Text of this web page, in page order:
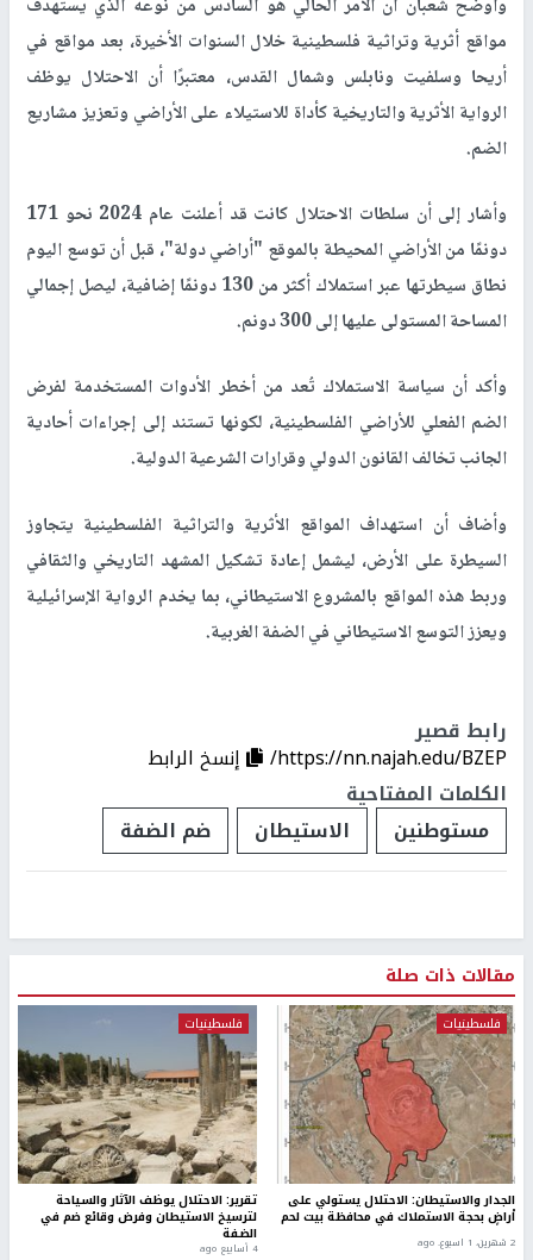
وأوضح شعبان أن الأمر الحالي هو السادس من نوعه الذي يستهدف
مواقع أثرية وتراثية فلسطينية خلال السنوات الأخيرة، بعد مواقع في
أريحا وسلفيت ونابلس وشمال القدس، معتبرًا أن الاحتلال يوظف
الرواية الأثرية والتاريخية كأداة للاستيلاء على الأراضي وتعزيز مشاريع
الضم.
وأشار إلى أن سلطات الاحتلال كانت قد أعلنت عام 2024 نحو 171
دونمًا من الأراضي المحيطة بالموقع "أراضي دولة"، قبل أن توسع اليوم
نطاق سيطرتها عبر استملاك أكثر من 130 دونمًا إضافية، ليصل إجمالي
المساحة المستولى عليها إلى 300 دونم.
وأكد أن سياسة الاستملاك تُعد من أخطر الأدوات المستخدمة لفرض
الضم الفعلي للأراضي الفلسطينية، لكونها تستند إلى إجراءات أحادية
الجانب تخالف القانون الدولي وقرارات الشرعية الدولية.
وأضاف أن استهداف المواقع الأثرية والتراثية الفلسطينية يتجاوز
السيطرة على الأرض، ليشمل إعادة تشكيل المشهد التاريخي والثقافي
وربط هذه المواقع بالمشروع الاستيطاني، بما يخدم الرواية الإسرائيلية
ويعزز التوسع الاستيطاني في الضفة الغربية.
رابط قصير
https://nn.najah.edu/BZEP/
إنسخ الرابط
الكلمات المفتاحية
مستوطنين
الاستيطان ضم الضفة
مقالات ذات صلة
فلسطينيات
الجدار والاستيطان: الاحتلال يستولي على
أراضٍ بحجة الاستملاك في محافظة بيت لحم
2 شهرين، 1 اسبوع. ago
فلسطينيات
تقرير: الاحتلال يوظف الآثار والسياحة
لترسيخ الاستيطان وفرض وقائع ضم في
الضفة
4 أسابيع ago